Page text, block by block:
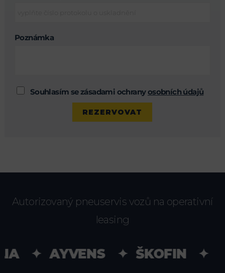
Poznámka
Souhlasím se zásadami ochranyosobních údajů
Autorizovaný pneuservis vozů na operativní
leasing
✦ AYVENS ✦ ŠKOFIN ✦